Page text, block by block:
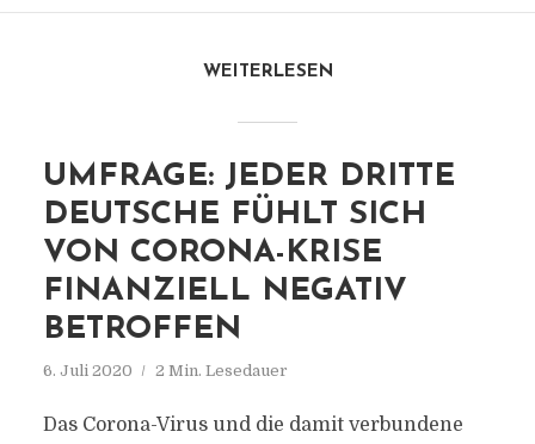
WEITERLESEN
UMFRAGE: JEDER DRITTE
DEUTSCHE FÜHLT SICH
VON CORONA-KRISE
FINANZIELL NEGATIV
BETROFFEN
6. Juli 2020 2 Min. Lesedauer
Das Corona-Virus und die damit verbundene